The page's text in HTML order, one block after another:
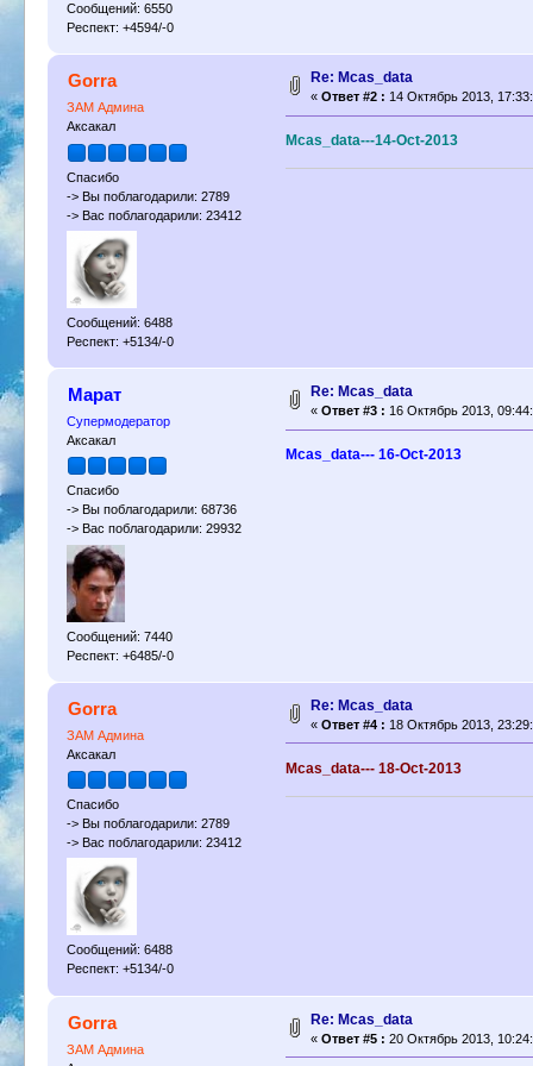
Сообщений: 6550
Респект: +4594/-0
Gorra
ЗАМ Админа
Аксакал
Спасибо
-> Вы поблагодарили: 2789
-> Вас поблагодарили: 23412
Сообщений: 6488
Респект: +5134/-0
Re: Mcas_data
«Ответ #2 : 14 Октябрь 2013,
Mcas_data---14-Oct-2013
Марат
Супермодератор
Аксакал
Спасибо
-> Вы поблагодарили: 68736
-> Вас поблагодарили: 29932
Сообщений: 7440
Респект: +6485/-0
Re: Mcas_data
«Ответ #3 : 16 Октябрь 2013,
Mcas_data--- 16-Oct-2013
Gorra
ЗАМ Админа
Аксакал
Спасибо
-> Вы поблагодарили: 2789
-> Вас поблагодарили: 23412
Сообщений: 6488
Респект: +5134/-0
Re: Mcas_data
«Ответ #4 : 18 Октябрь 2013,
Mcas_data--- 18-Oct-2013
Gorra
ЗАМ Админа
Re: Mcas_data
«Ответ #5 : 20 Октябрь 2013,